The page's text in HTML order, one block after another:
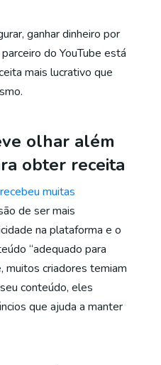
ganhar dinheiro por
do YouTube está
mais lucrativo que
olhar além
obter receita
muitas
de ser mais
na plataforma e o
“adequado para
muitos criadores temiam
conteúdo, eles
que ajuda a manter